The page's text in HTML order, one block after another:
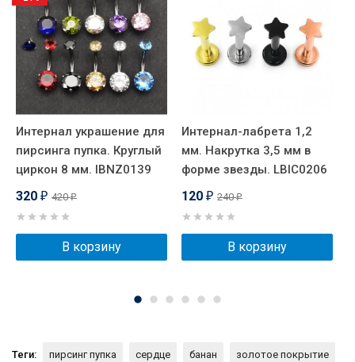
Интернал украшение для
пирсинга пупка. Круглый
циркон 8 мм. IBNZ0139
320 ₽ 420₽
В корзину
Интернал-лабрета 1,2
мм. Накрутка 3,5 мм в
форме звезды. LBIC0206
120 ₽ 240₽
В корзину
Теги: пирсинг пупка сердце банан золотое покрытие